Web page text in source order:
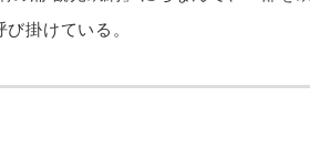
掛けている。